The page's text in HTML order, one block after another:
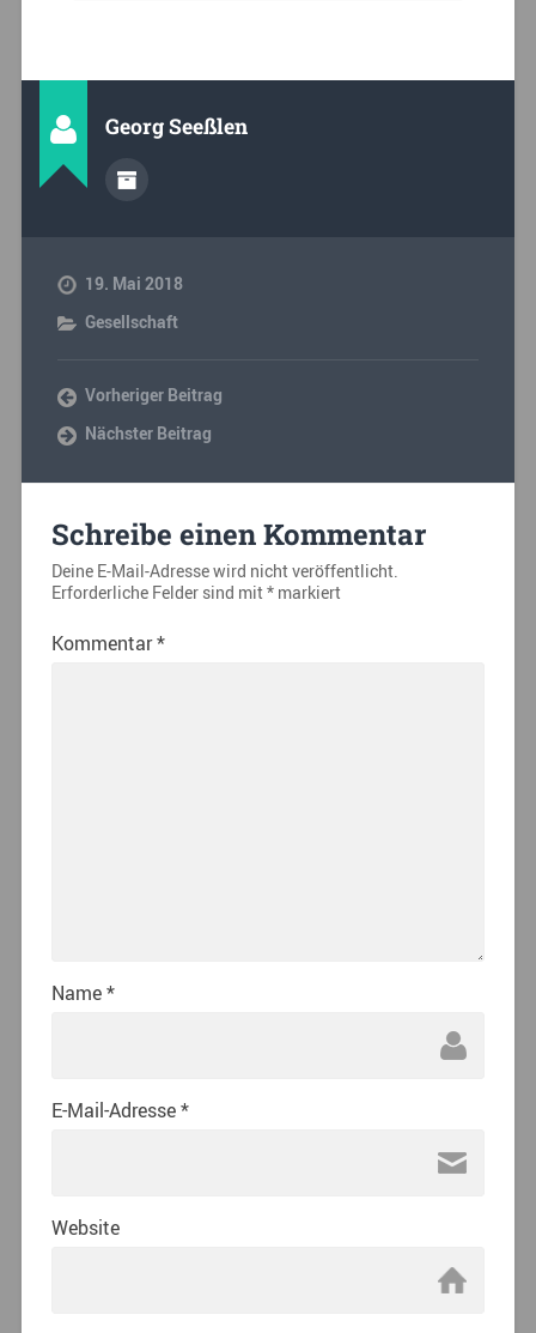
Georg Seeßlen
19. Mai 2018
Gesellschaft
Vorheriger Beitrag
Nächster Beitrag
Schreibe einen Kommentar
Deine E-Mail-Adresse wird nicht veröffentlicht.
Erforderliche Felder sind mit*markiert
Kommentar*
Name*
E-Mail-Adresse*
Website